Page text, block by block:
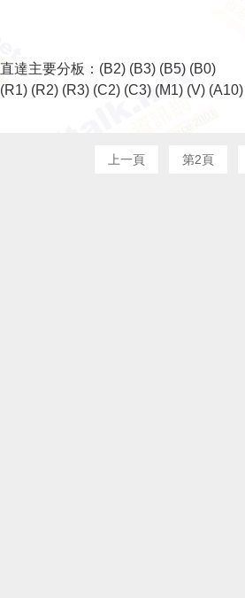
直達主要分板： (B2) (B3) (B5) (B0)
(R1) (R2) (R3) (C2) (C3) (M1) (V) (A10)
上一頁 第2頁